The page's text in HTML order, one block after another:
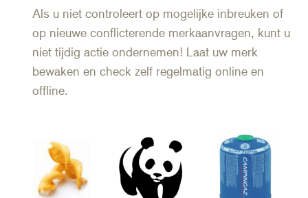
Als u niet controleert op mogelijke inbreuken of
op nieuwe conflicterende merkaanvragen, kunt u
niet tijdig actie ondernemen! Laat uw merk
bewaken en check zelf regelmatig online en
offline.